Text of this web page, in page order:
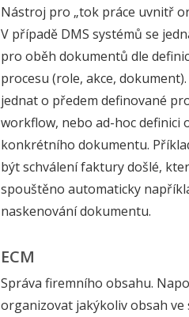
Nástroj pro „tok práce uvnitř
V případě DMS systémů se
pro oběh dokumentů dle
procesu (role, akce,
jednat o předem definované
workflow, nebo ad-hoc definici
konkrétního dokumentu.
být schválení faktury došlé,
spouštěno automaticky
naskenování dokumentu.
ECM
Správa firemního obsahu.
organizovat jakýkoliv obsah ve